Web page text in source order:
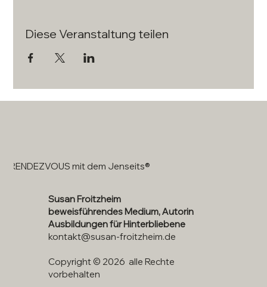
Diese Veranstaltung teilen
RENDEZVOUS mit dem Jenseits®
Susan Froitzheim
beweisführendes Medium, Autorin
Ausbildungen für Hinterbliebene
kontakt@susan-froitzheim.de
Copyright © 2026 alle Rechte
vorbehalten